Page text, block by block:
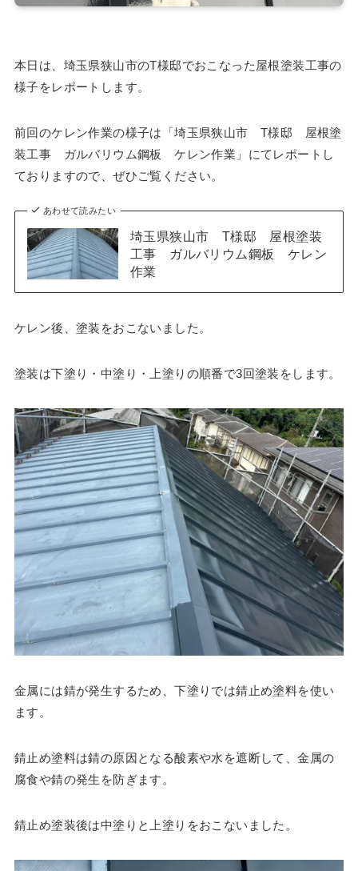
本日は、埼玉県狭山市のT様邸でおこなった屋根塗装工事の
様子をレポートします。
前回のケレン作業の様子は「埼玉県狭山市 T様邸 屋根塗
装工事 ガルバリウム鋼板 ケレン作業」にてレポートし
ておりますので、ぜひご覧ください。
あわせて読みたい
埼玉県狭山市 T様邸 屋根塗装
工事 ガルバリウム鋼板 ケレン
作業
ケレン後、塗装をおこないました。
塗装は下塗り・中塗り・上塗りの順番で3回塗装をします。
金属には錆が発生するため、下塗りでは錆止め塗料を使い
ます。
錆止め塗料は錆の原因となる酸素や水を遮断して、金属の
腐食や錆の発生を防ぎます。
錆止め塗装後は中塗りと上塗りをおこないました。